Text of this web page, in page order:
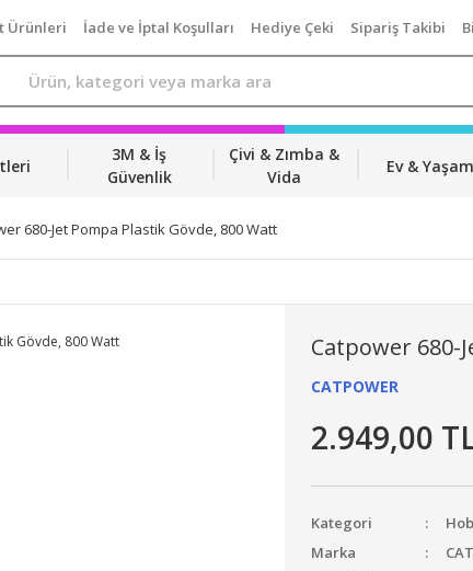
Ürünleri İade ve İptal Koşulları Hediye Çeki Sipariş Takibi
3M & İş
Güvenlik
Çivi & Zımba &
Vida
Ev & Yaşam
680-Jet Pompa Plastik Gövde, 800 Watt
Catpower 680-
CATPOWER
2.949,00
Kategori
Marka